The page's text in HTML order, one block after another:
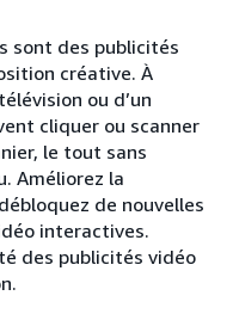
sont des publicités
créative. À
ou d’un
cliquer ou scanner
le tout sans
Améliorez la
de nouvelles
interactives.
des publicités vidéo